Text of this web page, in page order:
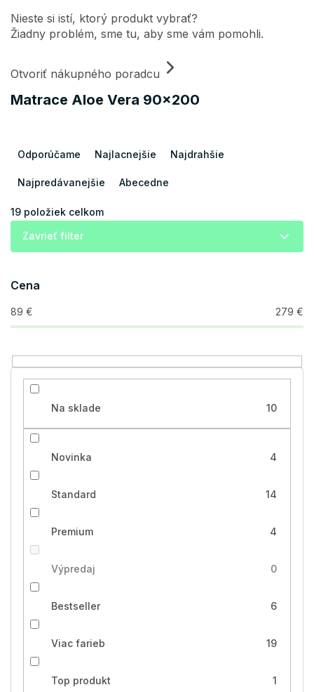
Matrace Aloe Vera 90x200
Nieste si istí, ktorý produkt vybrať?
Žiadny problém, sme tu, aby sme vám pomohli.
Otvoriť nákupného poradcu
i
d
u
k
o
v
Odporúčame Najlacnejšie Najdrahšie
Najpredávanejšie Abecedne
19 položiek celkom
Zavrieť filter
Cena
89 € 279 €
Na sklade 10
Novinka 4
Standard 14
Premium 4
Výpredaj 0
Bestseller 6
Viac farieb 19
Top produkt 1